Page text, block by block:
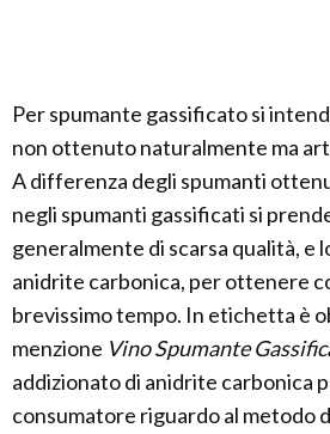
Per spumante gassificato si
non ottenuto naturalmente ma
A differenza degli spumanti
negli spumanti gassificati si
generalmente di scarsa qualità, e
anidrite carbonica, per ottenere
brevissimo tempo. In etichetta è
menzione Vino Spumante
addizionato di anidrite carbonica
consumatore riguardo al metodo